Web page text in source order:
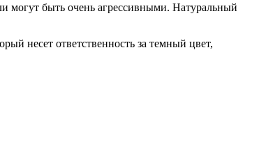
могут быть очень агрессивными. Натуральный
несет ответственность за темный цвет,